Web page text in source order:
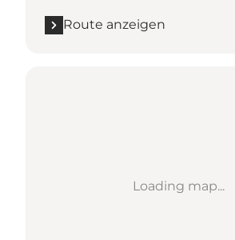
Route anzeigen
Loading map...